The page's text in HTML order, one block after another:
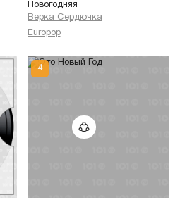
Новогодняя
Верка Сердючка
Europop